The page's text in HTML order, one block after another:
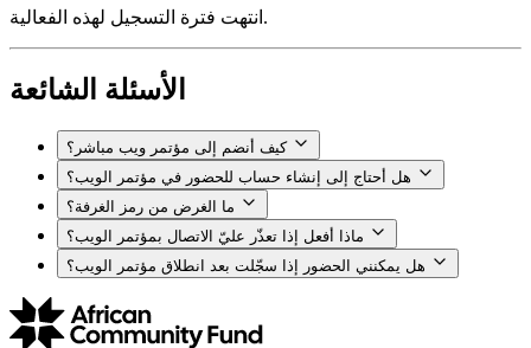
انتهت فترة التسجيل لهذه الفعالية.
الأسئلة الشائعة
كيف أنضم إلى مؤتمر ويب مباشر؟
هل أحتاج إلى إنشاء حساب للحضور في مؤتمر الويب؟
ما الغرض من رمز الغرفة؟
ماذا أفعل إذا تعذّر عليّ الاتصال بمؤتمر الويب؟
هل يمكنني الحضور إذا سجّلت بعد انطلاق مؤتمر الويب؟